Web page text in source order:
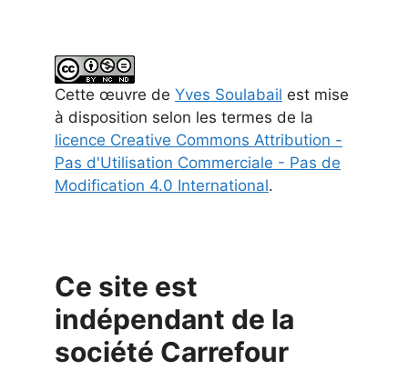
Cette œuvre de Yves Soulabail est mise
à disposition selon les termes de la
licence Creative Commons Attribution -
Pas d'Utilisation Commerciale - Pas de
Modification 4.0 International.
Ce site est
indépendant de la
société Carrefour